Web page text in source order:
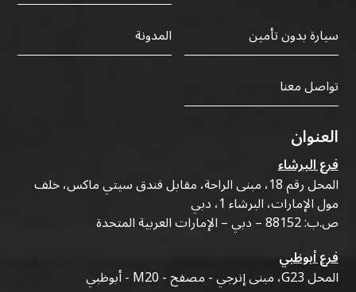
سيارة بدون تأمين
المدونة
تواصل معنا
العنوان
فرع البرشاء
المحل رقم 18، مبنى الراحة، مقابل فندق سيتي ماكس، خلف
مول الإمارات، البرشاء 1، دبي
ص.ب: 88152 – دبي – الإمارات العربية المتحدة
فرع أبوظبي
المحل G23، مبنى إنرجي - مصفح - M20 - أبوظبي